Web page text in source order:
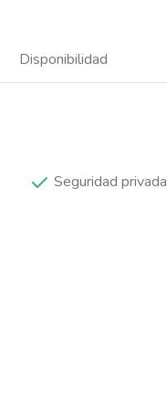
Disponibilidad
Seguridad privada